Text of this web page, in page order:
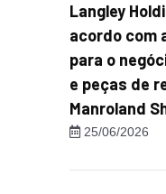
Langley
acordo com
para o
e peças de
Manroland
25/06/2026